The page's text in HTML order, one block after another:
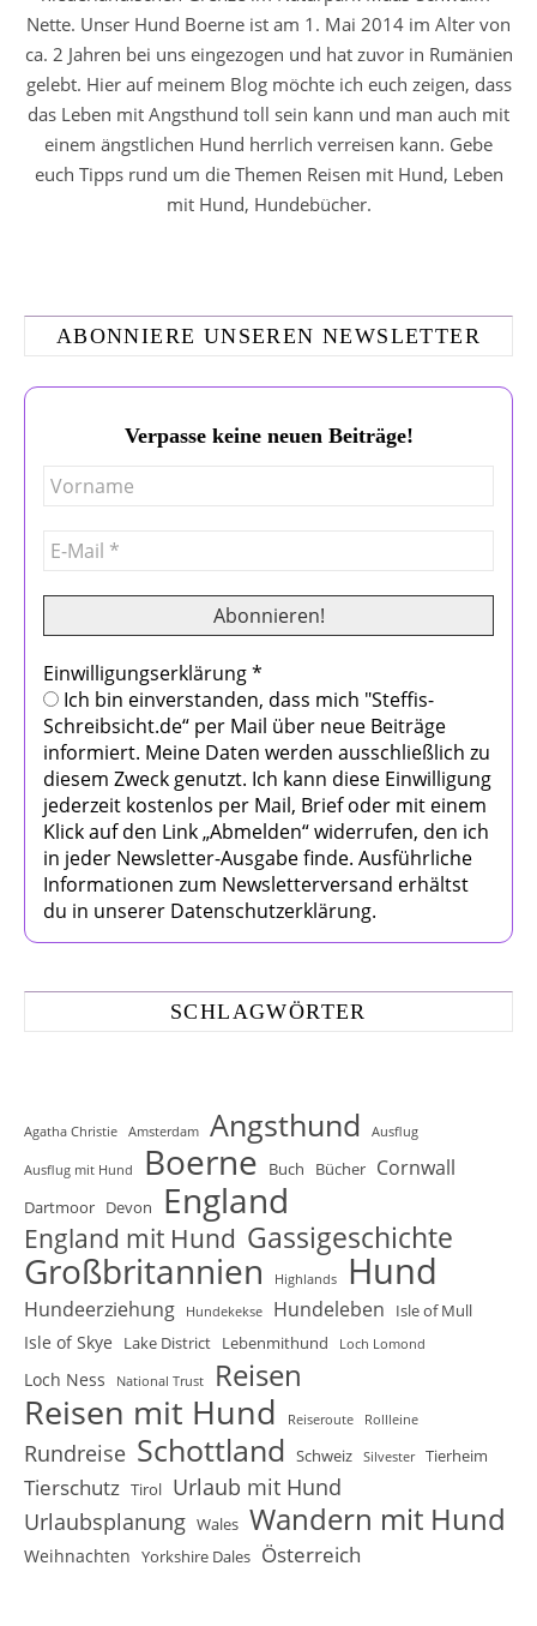
Nette. Unser Hund Boerne ist am 1. Mai 2014 im Alter von
ca. 2 Jahren bei uns eingezogen und hat zuvor in Rumänien
gelebt. Hier auf meinem Blog möchte ich euch zeigen, dass
das Leben mit Angsthund toll sein kann und man auch mit
einem ängstlichen Hund herrlich verreisen kann. Gebe
euch Tipps rund um die Themen Reisen mit Hund, Leben
mit Hund, Hundebücher.
ABONNIERE UNSEREN NEWSLETTER
Verpasse keine neuen Beiträge!
Einwilligungserklärung*
Ich bin einverstanden, dass mich "Steffis-
Schreibsicht.de“ per Mail über neue Beiträge
informiert. Meine Daten werden ausschließlich zu
diesem Zweck genutzt. Ich kann diese Einwilligung
jederzeit kostenlos per Mail, Brief oder mit einem
Klick auf den Link „Abmelden“ widerrufen, den ich
in jeder Newsletter-Ausgabe finde. Ausführliche
Informationen zum Newsletterversand erhältst
du in unserer Datenschutzerklärung.
SCHLAGWÖRTER
Agatha Christie Amsterdam Angsthund Ausflug
Ausflug mit Hund Boerne Buch Bücher Cornwall
Dartmoor Devon England
England mit Hund Gassigeschichte
Großbritannien Highlands Hund
Hundeerziehung Hundekekse Hundeleben Isle of Mull
Isle of Skye Lake District Lebenmithund Loch Lomond
Loch Ness National Trust Reisen
Reisen mit Hund Reiseroute Rollleine
Rundreise Schottland Schweiz Silvester Tierheim
Tierschutz Tirol Urlaub mit Hund
Urlaubsplanung Wales Wandern mit Hund
Weihnachten Yorkshire Dales Österreich